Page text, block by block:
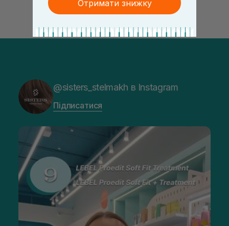
@sisters_stelmakh в Instagram
Підписатися
Отримати знижку